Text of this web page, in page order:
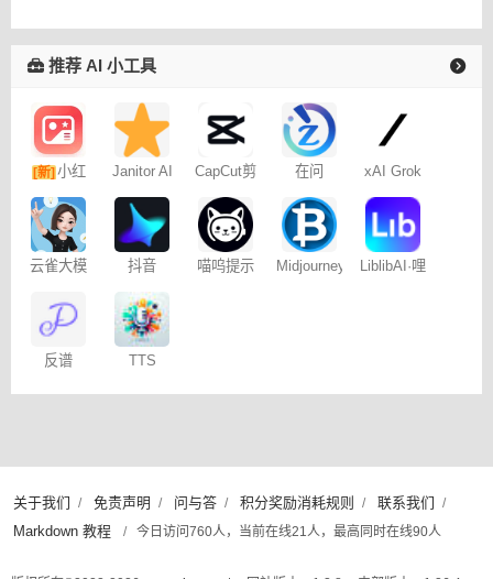
推荐 AI 小工具
[新] 小红
书图文笔
记
Janitor AI
聊天
CapCut剪
在问 xAI Grok
云雀大模
抖音
– 免费
喵呜提示
Midjourney
LiblibAI·哩
反谱
TTS
关于我们 / 免责声明 / 问与答 / 积分奖励消耗规则 / 联系我们 /
Markdown 教程 / 今日访问760人，当前在线21人，最高同时在线90人